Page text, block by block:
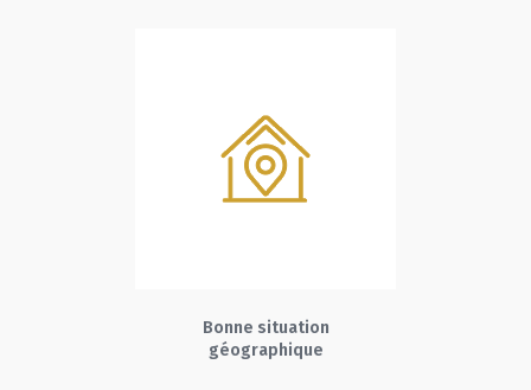
Bonne situation
géographique